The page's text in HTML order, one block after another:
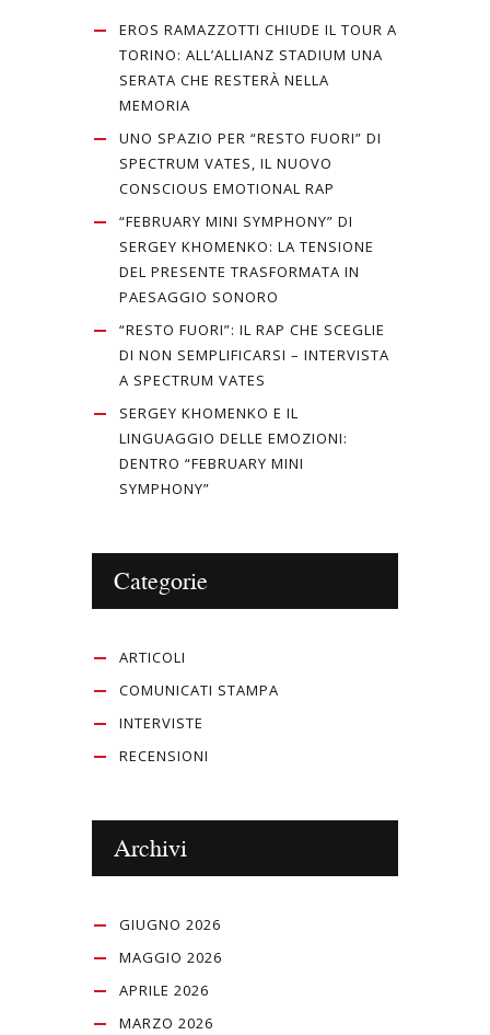
EROS RAMAZZOTTI CHIUDE IL TOUR A
TORINO: ALL’ALLIANZ STADIUM UNA
SERATA CHE RESTERÀ NELLA
MEMORIA
UNO SPAZIO PER “RESTO FUORI” DI
SPECTRUM VATES, IL NUOVO
CONSCIOUS EMOTIONAL RAP
“FEBRUARY MINI SYMPHONY” DI
SERGEY KHOMENKO: LA TENSIONE
DEL PRESENTE TRASFORMATA IN
PAESAGGIO SONORO
“RESTO FUORI”: IL RAP CHE SCEGLIE
DI NON SEMPLIFICARSI – INTERVISTA
A SPECTRUM VATES
SERGEY KHOMENKO E IL
LINGUAGGIO DELLE EMOZIONI:
DENTRO “FEBRUARY MINI
SYMPHONY”
Categorie
ARTICOLI
COMUNICATI STAMPA
INTERVISTE
RECENSIONI
Archivi
GIUGNO 2026
MAGGIO 2026
APRILE 2026
MARZO 2026